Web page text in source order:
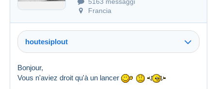
Francia
houtesiplout
Bonjour,
Vous n'aviez droit qu'à un lancer